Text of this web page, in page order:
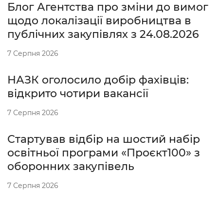
Блог Агентства про зміни до вимог
щодо локалізації виробництва в
публічних закупівлях з 24.08.2026
7 Серпня 2026
НАЗК оголосило добір фахівців:
відкрито чотири вакансії
7 Серпня 2026
Стартував відбір на шостий набір
освітньої програми «Проєкт100» з
оборонних закупівель
7 Серпня 2026